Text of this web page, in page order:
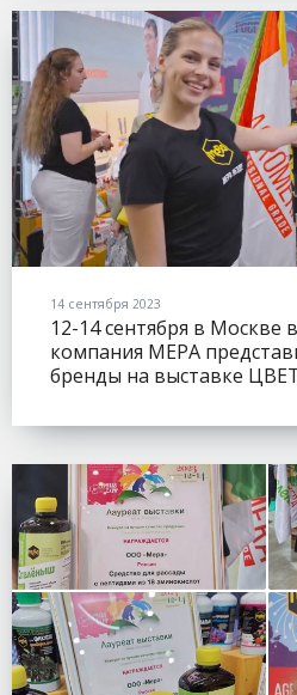
14 сентября 2023
12-14 сентября в Москве
компания МЕРА
бренды на выставке